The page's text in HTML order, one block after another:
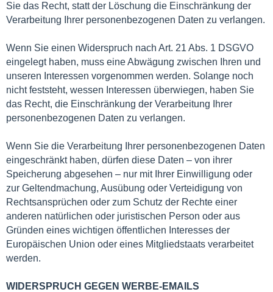
Sie das Recht, statt der Löschung die Einschränkung der
Verarbeitung Ihrer personenbezogenen Daten zu verlangen.
Wenn Sie einen Widerspruch nach Art. 21 Abs. 1 DSGVO
eingelegt haben, muss eine Abwägung zwischen Ihren und
unseren Interessen vorgenommen werden. Solange noch
nicht feststeht, wessen Interessen überwiegen, haben Sie
das Recht, die Einschränkung der Verarbeitung Ihrer
personenbezogenen Daten zu verlangen.
Wenn Sie die Verarbeitung Ihrer personenbezogenen Daten
eingeschränkt haben, dürfen diese Daten – von ihrer
Speicherung abgesehen – nur mit Ihrer Einwilligung oder
zur Geltendmachung, Ausübung oder Verteidigung von
Rechtsansprüchen oder zum Schutz der Rechte einer
anderen natürlichen oder juristischen Person oder aus
Gründen eines wichtigen öffentlichen Interesses der
Europäischen Union oder eines Mitgliedstaats verarbeitet
werden.
WIDERSPRUCH GEGEN WERBE-EMAILS